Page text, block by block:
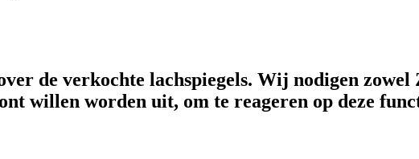
de verkochte lachspiegels. Wij nodigen
willen worden uit, om te reageren op deze